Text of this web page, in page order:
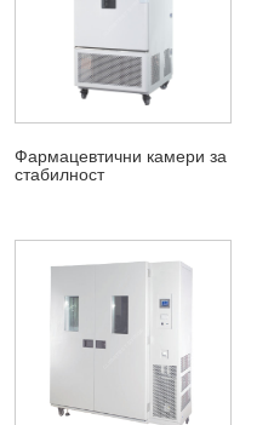
Фармацевтични камери за
стабилност